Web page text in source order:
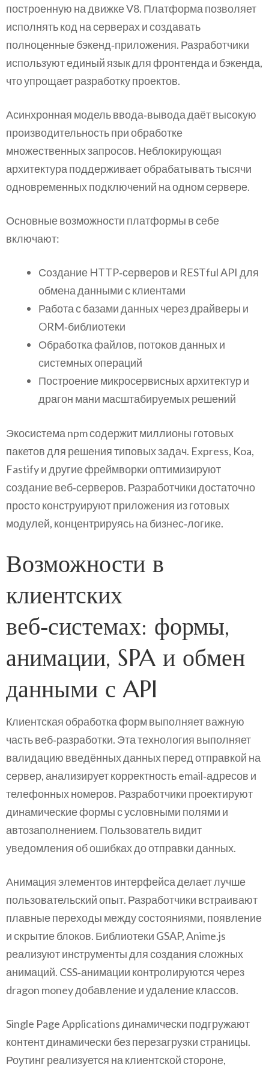
построенную на движке V8. Платформа позволяет
исполнять код на серверах и создавать
полноценные бэкенд‑приложения. Разработчики
используют единый язык для фронтенда и бэкенда,
что упрощает разработку проектов.
Асинхронная модель ввода‑вывода даёт высокую
производительность при обработке
множественных запросов. Неблокирующая
архитектура поддерживает обрабатывать тысячи
одновременных подключений на одном сервере.
Основные возможности платформы в себе
включают:
Создание HTTP‑серверов и RESTful API для
обмена данными с клиентами
Работа с базами данных через драйверы и
ORM‑библиотеки
Обработка файлов, потоков данных и
системных операций
Построение микросервисных архитектур и
драгон мани масштабируемых решений
Экосистема npm содержит миллионы готовых
пакетов для решения типовых задач. Express, Koa,
Fastify и другие фреймворки оптимизируют
создание веб‑серверов. Разработчики достаточно
просто конструируют приложения из готовых
модулей, концентрируясь на бизнес‑логике.
Возможности в
клиентских
веб‑системах: формы,
анимации, SPA и обмен
данными с API
Клиентская обработка форм выполняет важную
часть веб‑разработки. Эта технология выполняет
валидацию введённых данных перед отправкой на
сервер, анализирует корректность email‑адресов и
телефонных номеров. Разработчики проектируют
динамические формы с условными полями и
автозаполнением. Пользователь видит
уведомления об ошибках до отправки данных.
Анимация элементов интерфейса делает лучше
пользовательский опыт. Разработчики встраивают
плавные переходы между состояниями, появление
и скрытие блоков. Библиотеки GSAP, Anime.js
реализуют инструменты для создания сложных
анимаций. CSS‑анимации контролируются через
dragon money добавление и удаление классов.
Single Page Applications динамически подгружают
контент динамически без перезагрузки страницы.
Роутинг реализуется на клиентской стороне,